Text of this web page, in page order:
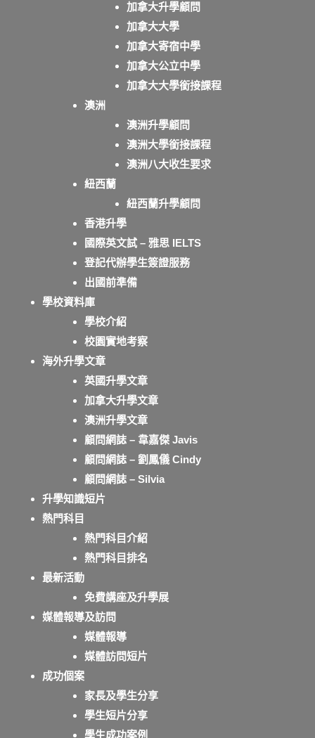
加拿大升學顧問
加拿大大學
加拿大寄宿中學
加拿大公立中學
加拿大大學銜接課程
澳洲
澳洲升學顧問
澳洲大學銜接課程
澳洲八大收生要求
紐西蘭
紐西蘭升學顧問
香港升學
國際英文試 – 雅思 IELTS
登記代辦學生簽證服務
出國前準備
學校資料庫
學校介紹
校園實地考察
海外升學文章
英國升學文章
加拿大升學文章
澳洲升學文章
顧問網誌 – 韋嘉傑 Javis
顧問網誌 – 劉鳳儀 Cindy
顧問網誌 – Silvia
升學知識短片
熱門科目
熱門科目介紹
熱門科目排名
最新活動
免費講座及升學展
媒體報導及訪問
媒體報導
媒體訪問短片
成功個案
家長及學生分享
學生短片分享
學生成功案例